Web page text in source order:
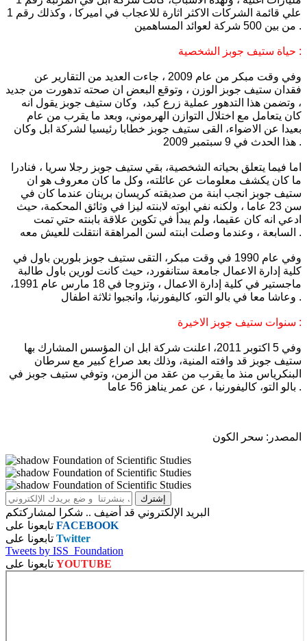
علي قائمة الشركات الاكثر اثارة للاعجاب في اميركا ، وكذلك رقم 1
من بين 500 شركة لعوائد المساهمين .
حياة ستيف جوبز الشخصية :
وفي وقت مبكر من عام 2009 ، جاءت العديد من التقارير عن
فقدان ستيف جوبز الوزن ، وتوقع البعض ان صحته تدهورت من جديد
، وتضمن هذا التدهور عملية زرع كبد، وكان ستيف جوبز يقول انه
كان يتعامل مع اختلال التوازن الهرموني، وبعد ما يقرب من عام
بعيدا عن الاضواء، القى ستيف جوبز خطابا رئيسيا لشركة ابل وكان
هذا الحدث في 9 سبتمبر 2009 .
اما فيما يتعلق بحياته الشخصية، بقي ستيف جوبز رجلا سريا ، فنادرا
ما كان يكشف معلومات عن عائلته، وكل ما كان معروف هو ان
ستيف جوبز انجب ابنة من صديقته كريسان برينان عندما كان في
سن 23 عاما ، ولكنه نفي ابوته لابنته ليزا في وثائق المحكمة، حيث
ادعي انه كان عقيما، ولم يبدأ في تكوين علاقة بابنته حتي تمت
السابعة ، وعندما وصلت ابنته لسن المراهقة انتقلت للعيش معه .
وفي عام 1990 في وقت مبكر، التقى ستيف جوبز بلورين باول في
كلية إدارة الاعمال جامعة ستانفورد، حيث كانت لورين باول طالبة
ماجستير في كلية إدارة الاعمال ، وتزوجا في 18 مارس عام 1991،
وعاشا معا في بالو التو، كاليفورنيا، وانجبوا ثلاثة اطفال .
سنوات ستيف جوبز الاخيرة :
وفي 5 اكتوبر 2011، اعلنت شركة ابل ان المؤسس المشارك بها
ستيف جوبز قد وافته المنية، وذلك بعد صراع كبير مع سرطان
البنكرياس منذ ما يقرب من عقد من الزمن، وتوفي ستيف جوبز في
بالو التو، كاليفورنيا ، عن عمر يناهز 56 عاما .
المصدر: سحر الكون
البريد الإلكتروني قد أضيف .. شكرا لمشاركتكم
FACEBOOK
Twitter
Tweets by ISS_Foundation
YOUTUBE